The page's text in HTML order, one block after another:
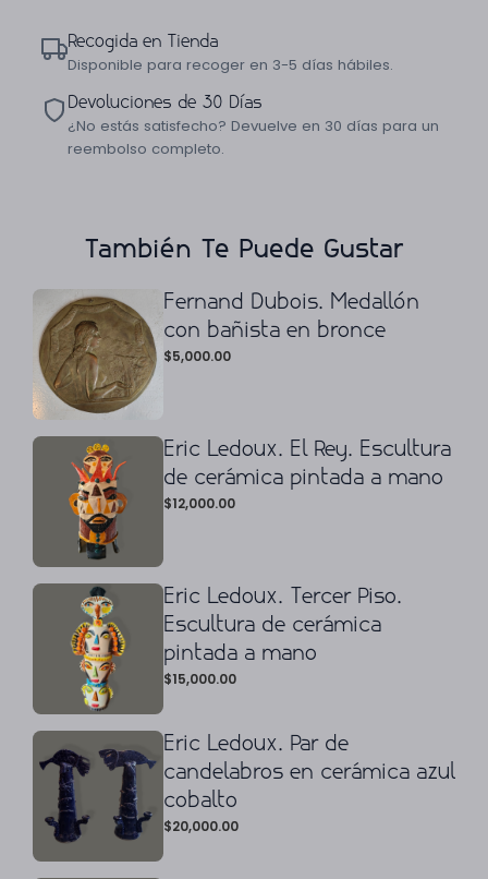
Recogida en Tienda
Disponible para recoger en 3-5 días hábiles.
Devoluciones de 30 Días
¿No estás satisfecho? Devuelve en 30 días para un
reembolso completo.
También Te Puede Gustar
Fernand Dubois. Medallón
con bañista en bronce
$5,000.00
Eric Ledoux. El Rey. Escultura
de cerámica pintada a mano
$12,000.00
Eric Ledoux. Tercer Piso.
Escultura de cerámica
pintada a mano
$15,000.00
Eric Ledoux. Par de
candelabros en cerámica azul
cobalto
$20,000.00